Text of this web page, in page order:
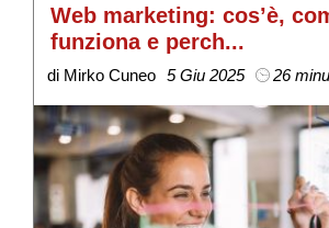
Web marketing: cos’è,
funziona e perch...
di Mirko Cuneo 5 Giu 2025 26